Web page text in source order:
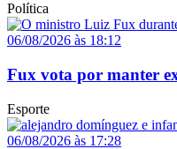
Política
06/08/2026 às 18:12
Fux vota por manter
Esporte
06/08/2026 às 17:28